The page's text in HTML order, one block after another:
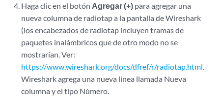
Haga clic en el botón Agregar (+) para agregar una
nueva columna de radiotap a la pantalla de Wireshark
(los encabezados de radiotap incluyen tramas de
paquetes inalámbricos que de otro modo no se
mostrarían. Ver:
https://www.wireshark.org/docs/dfref/r/radiotap.html.
Wireshark agrega una nueva línea llamada Nueva
columna y el tipo Número.